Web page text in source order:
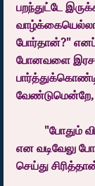
பறந்துட்டே
போர்தான்?"
போனவளை
வேண்டுமென்றே,
என வடிவேலு
செய்து